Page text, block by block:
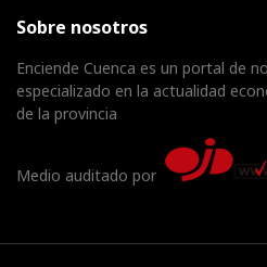
Sobre nosotros
Enciende Cuenca es un portal de
especializado en la actualidad
de la provincia
Medio auditado por